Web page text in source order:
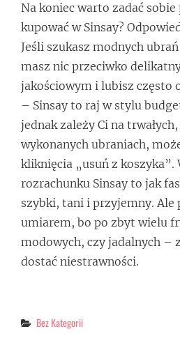
Na koniec warto zadać
kupować w Sinsay?
Jeśli szukasz modnych
masz nic przeciwko
jakościowym i lubisz często
– Sinsay to raj w stylu
jednak zależy Ci na
wykonanych ubraniach,
kliknięcia „usuń z koszyka”.
rozrachunku Sinsay to jak
szybki, tani i przyjemny. Ale
umiarem, bo po zbyt wielu
modowych, czy jadalnych –
dostać niestrawności.
Categories
Bez Kategorii